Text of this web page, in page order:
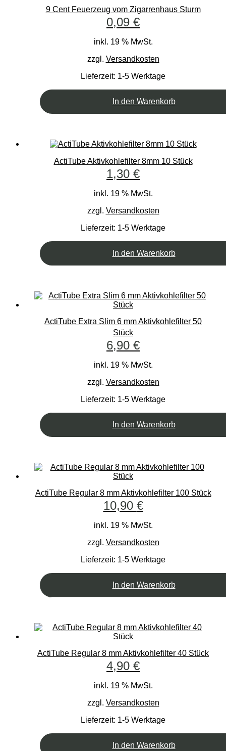
9 Cent Feuerzeug vom Zigarrenhaus Sturm
0,09 €
inkl. 19 % MwSt.
zzgl. Versandkosten
Lieferzeit: 1-5 Werktage
In den Warenkorb
ActiTube Aktivkohlefilter 8mm 10 Stück
1,30 €
inkl. 19 % MwSt.
zzgl. Versandkosten
Lieferzeit: 1-5 Werktage
In den Warenkorb
ActiTube Extra Slim 6 mm Aktivkohlefilter 50
Stück
6,90 €
inkl. 19 % MwSt.
zzgl. Versandkosten
Lieferzeit: 1-5 Werktage
In den Warenkorb
ActiTube Regular 8 mm Aktivkohlefilter 100 Stück
10,90 €
inkl. 19 % MwSt.
zzgl. Versandkosten
Lieferzeit: 1-5 Werktage
In den Warenkorb
ActiTube Regular 8 mm Aktivkohlefilter 40 Stück
4,90 €
inkl. 19 % MwSt.
zzgl. Versandkosten
Lieferzeit: 1-5 Werktage
In den Warenkorb